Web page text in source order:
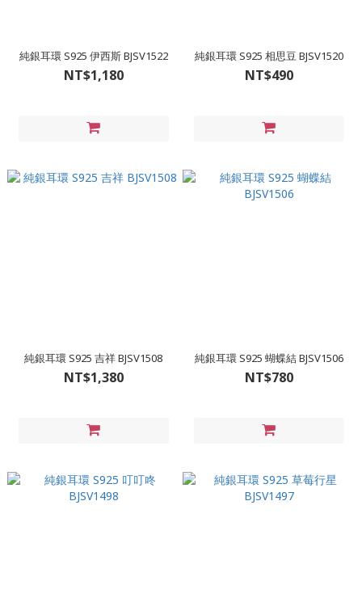
純銀耳環 S925 伊西斯 BJSV1522
NT$1,180
純銀耳環 S925 相思豆 BJSV1520
NT$490
純銀耳環 S925 吉祥 BJSV1508
NT$1,380
純銀耳環 S925 蝴蝶結 BJSV1506
NT$780